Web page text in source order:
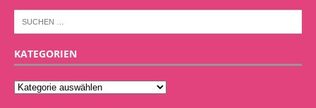
KATEGORIEN